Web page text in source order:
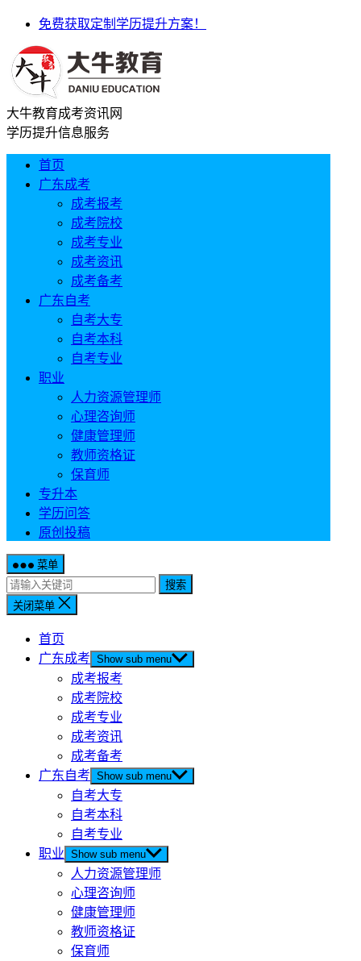
免费获取定制学历提升方案！
大牛教育成考资讯网
学历提升信息服务
首页
广东成考
成考报考
成考院校
成考专业
成考资讯
成考备考
广东自考
自考大专
自考本科
自考专业
职业
人力资源管理师
心理咨询师
健康管理师
教师资格证
保育师
专升本
学历问答
原创投稿
菜单
搜索
关闭菜单
首页
广东成考 Show sub menu
成考报考
成考院校
成考专业
成考资讯
成考备考
广东自考 Show sub menu
自考大专
自考本科
自考专业
职业 Show sub menu
人力资源管理师
心理咨询师
健康管理师
教师资格证
保育师